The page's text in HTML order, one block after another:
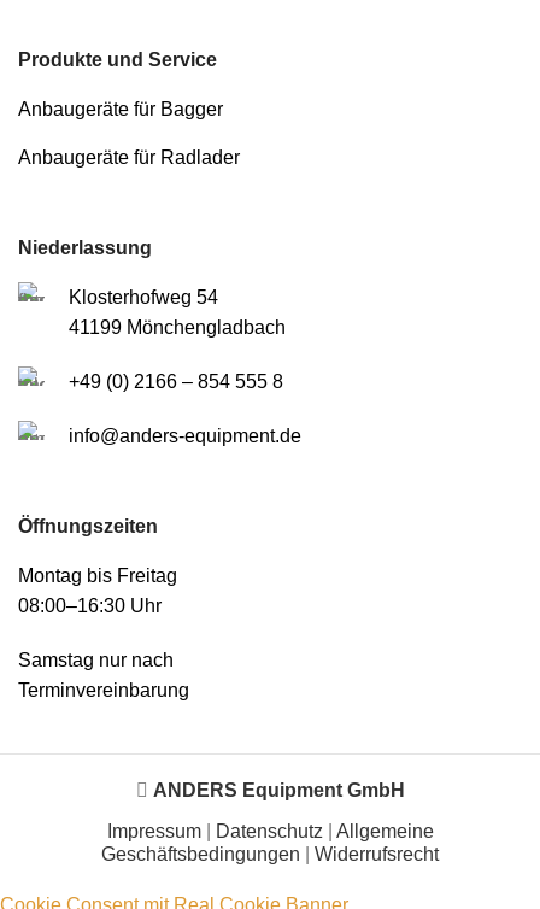
Produkte und Service
Anbaugeräte für Bagger
Anbaugeräte für Radlader
Niederlassung
Klosterhofweg 54
41199 Mönchengladbach
+49 (0) 2166 – 854 555 8
info@anders-equipment.de
Öffnungszeiten
Montag bis Freitag
08:00–16:30 Uhr
Samstag nur nach
Terminvereinbarung
ANDERS Equipment GmbH
Impressum| Datenschutz| Allgemeine
Geschäftsbedingungen
Widerrufsrecht